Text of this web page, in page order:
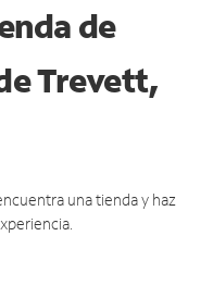
de
Trevett,
una tienda y haz